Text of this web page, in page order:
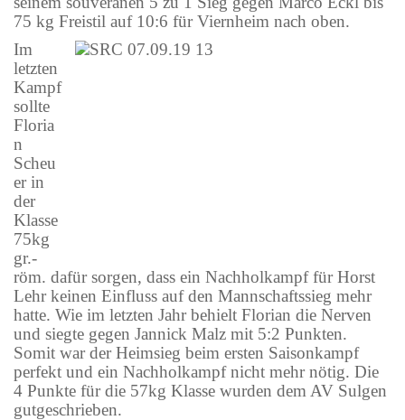
75 kg Freistil auf 10:6 für Viernheim nach oben.
Im
letzten
Kampf
sollte
Floria
n
Scheu
er in
der
Klasse
75kg
gr.-
röm. dafür sorgen, dass ein Nachholkampf für Horst
Lehr keinen Einfluss auf den Mannschaftssieg mehr
hatte. Wie im letzten Jahr behielt Florian die Nerven
und siegte gegen Jannick Malz mit 5:2 Punkten.
Somit war der Heimsieg beim ersten Saisonkampf
perfekt und ein Nachholkampf nicht mehr nötig. Die
4 Punkte für die 57kg Klasse wurden dem AV Sulgen
gutgeschrieben.